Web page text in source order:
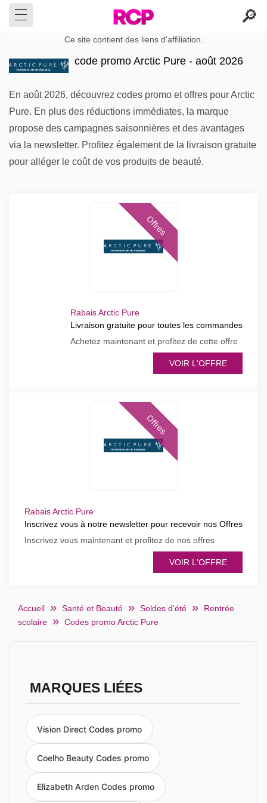
Ce site contient des liens d'affiliation.
code promo Arctic Pure - août 2026
En août 2026, découvrez codes promo et offres pour Arctic
Pure. En plus des réductions immédiates, la marque
propose des campagnes saisonnières et des avantages
via la newsletter. Profitez également de la livraison gratuite
pour alléger le coût de vos produits de beauté.
Offres
Rabais Arctic Pure
Livraison gratuite pour toutes les commandes
Achetez maintenant et profitez de cette offre
VOIR L'OFFRE
Offres
Rabais Arctic Pure
Inscrivez vous à notre newsletter pour recevoir nos Offres
Inscrivez vous maintenant et profitez de nos offres
VOIR L'OFFRE
Accueil Santé et Beauté Soldes d'été
Rentrée
scolaire
Codes promo Arctic Pure
MARQUES LIÉES
Vision Direct Codes promo
Coelho Beauty Codes promo
Elizabeth Arden Codes promo